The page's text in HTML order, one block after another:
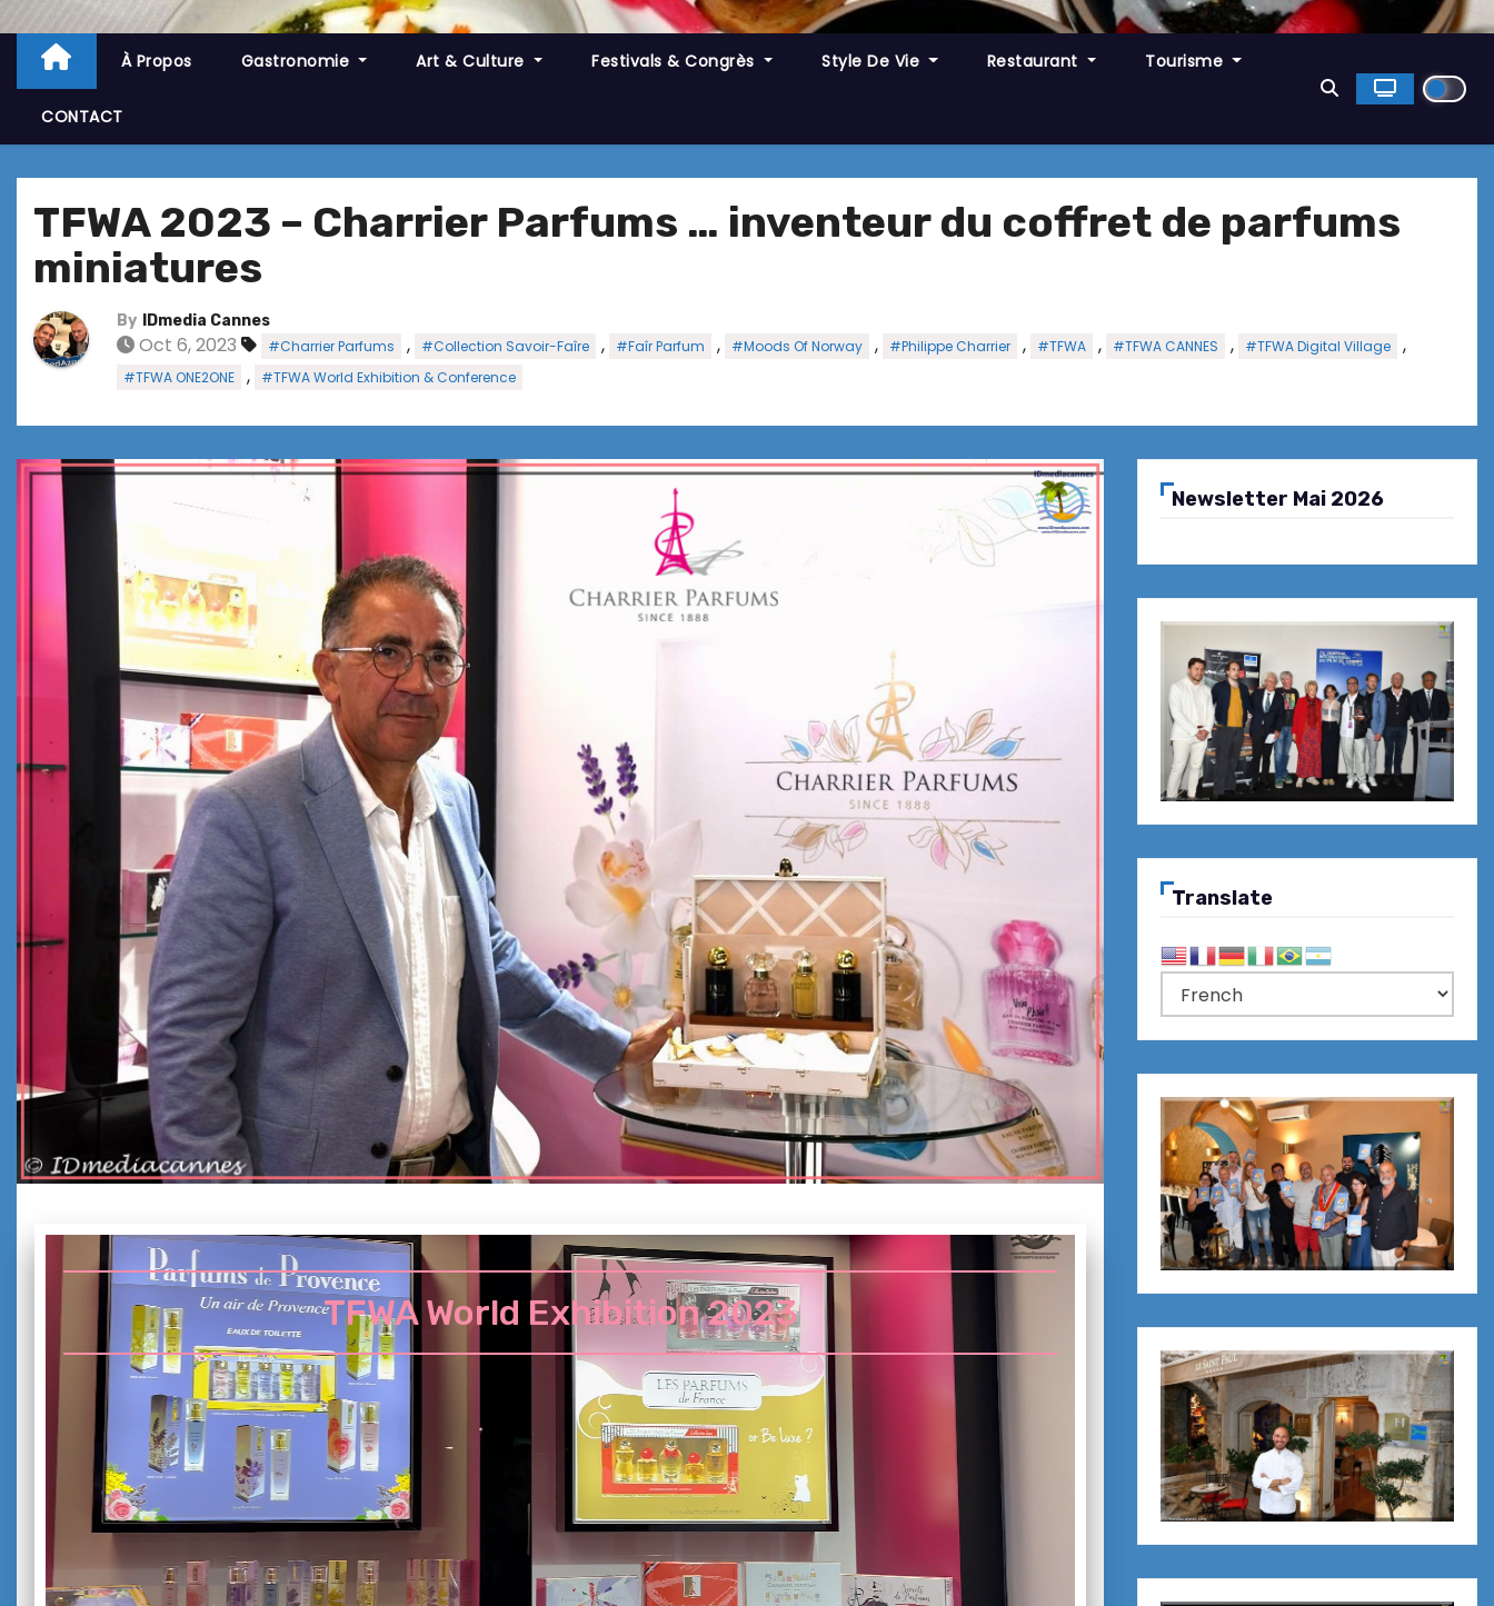
À Propos Gastronomie Art & Culture Festivals & Congrès Style De Vie Restaurant Tourisme
CONTACT
TFWA 2023 – Charrier Parfums … inventeur du coffret de parfums
miniatures
By IDmedia Cannes
Oct 6, 2023 #Charrier Parfums , #Collection Savoir-Faîre , #Faîr Parfum , #Moods Of Norway , #Philippe Charrier , #TFWA , #TFWA CANNES , #TFWA Digital Village ,
#TFWA ONE2ONE , #TFWA World Exhibition & Conference
TFWA World Exhibition 2023
Newsletter Mai 2026
Translate